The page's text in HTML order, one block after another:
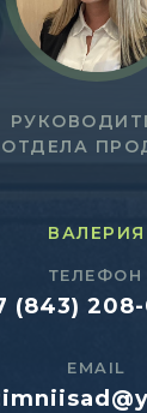
(843)
ОТДЕЛА
ВАЛЕРИЯ
ТЕЛЕФОН
EMAIL